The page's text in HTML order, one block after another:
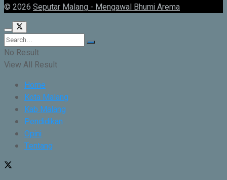
© 2026 Seputar Malang - Mengawal Bhumi Arema
No Result
View All Result
Home
Kota Malang
Kab Malang
Pendidikan
Opini
Tentang